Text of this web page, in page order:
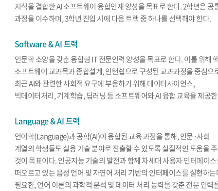
지식을 결합한 AI 소프트웨어 융합인재 양성을 목표로 한다. 2학년은 공
과정을 이수하며, 3학년 진입 시에 다음 트랙 중 하나를 선택해야 한다.
Software & AI 트랙
인문학 소양을 갖춘 융합형 IT 전문인력 양성을 목표로 한다. 이를 위해
소프트웨어 교과목과 종합설계, 인턴쉽으로 구성된 교과과정을 중심으
최근 AI와 관련한 사회적 요구에 부응하기 위해 데이터사이언스,
빅데이터처리, 기계학습, 딥러닝 등 소프트웨어와 AI 융합 교육을 제공
Language & AI 트랙
언어학(Language)과 공학(AI)이 융합된 교육 과정을 통해, 인문·사회
계열의 학생들도 실용 기술 분야로 진출할 수 있도록 실질적인 도움을
것이 목표이다. 인공지능 기술의 발전과 함께 차세대 사용자 인터페이
떠오르고 있는 음성 언어 및 자연어 처리 기반의 인터페이스를 실현하
필요한, 언어 이론의 과학적 분석 및 데이터 처리 능력을 갖춘 전문 인력